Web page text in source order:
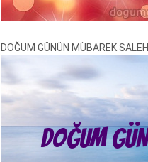
DOĞUM GÜNÜN MÜBAREK SALEH